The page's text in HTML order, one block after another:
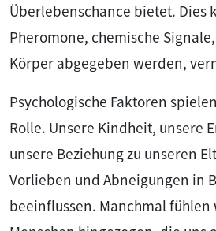
Überlebenschance bietet. Dies
Pheromone, chemische
Körper abgegeben werden,
Psychologische Faktoren
Rolle. Unsere Kindheit, unsere
unsere Beziehung zu unseren
Vorlieben und Abneigungen in
beeinflussen. Manchmal fühlen